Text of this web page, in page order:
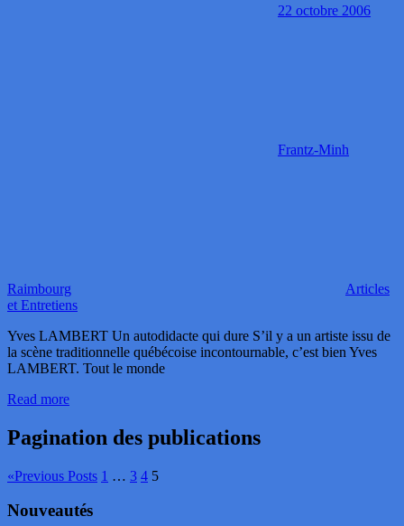
22 octobre 2006
Frantz-Minh
Raimbourg
Articles
et Entretiens
Yves LAMBERT Un autodidacte qui dure S’il y a un artiste issu de
la scène traditionnelle québécoise incontournable, c’est bien Yves
LAMBERT. Tout le monde
Read more
Pagination des publications
«Previous Posts 1 … 3 4 5
Nouveautés